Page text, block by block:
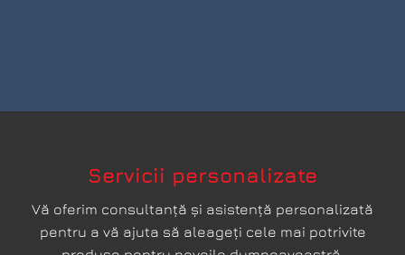
Servicii personalizate
Vă oferim consultanță și asistență personalizată
pentru a vă ajuta să aleageți cele mai potrivite